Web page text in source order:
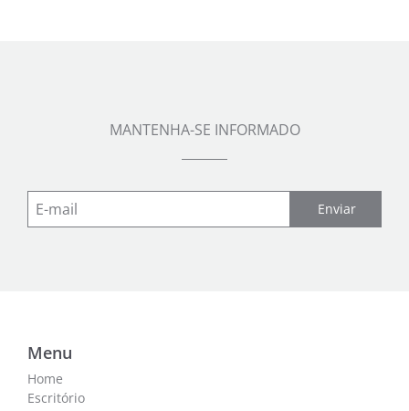
MANTENHA-SE INFORMADO
Enviar
Menu
Home
Escritório